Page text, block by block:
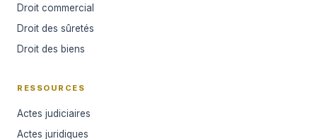
Droit commercial
Droit des sûretés
Droit des biens
RESSOURCES
Actes judiciaires
Actes juridiques